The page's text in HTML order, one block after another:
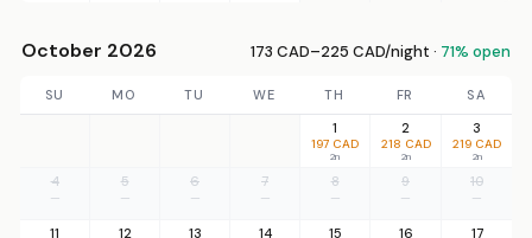
October 2026 173 CAD–225 CAD/night · 71% open
SU MO TU WE TH FR
SA
1
197 CAD
2n
2
218 CAD
2n
3
219 CAD
2n
4
—
5
—
6
—
7
—
8
—
9
—
10
—
11 12 13 14 15 16 17